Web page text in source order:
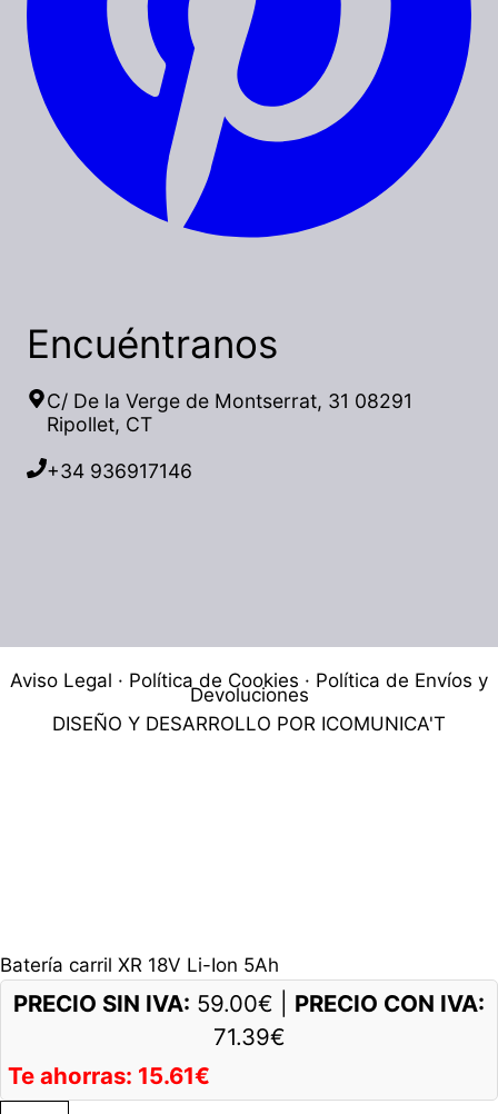
Encuéntranos
C/ De la Verge de Montserrat, 31 08291
Ripollet, CT
+34 936917146
Aviso Legal · Política de Cookies · Política de Envíos y
Devoluciones
DISEÑO Y DESARROLLO POR ICOMUNICA'T
Batería carril XR 18V Li-Ion 5Ah
PRECIO SIN IVA: 59.00€
PRECIO CON IVA:
71.39€
Te ahorras: 15.61€